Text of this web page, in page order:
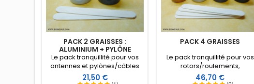
PACK 2 GRAISSES :
ALUMINIUM + PYLÔNE
Le pack tranquillité pour vos
antennes et pylônes/câbles
avec ces 2 graisses
Prix
21,50 €
PACK 4 GRAISSES
Le pack tranquillité pour vos
rotors/roulements,
pylônes/câbles, antennes et
Prix
46,70 €